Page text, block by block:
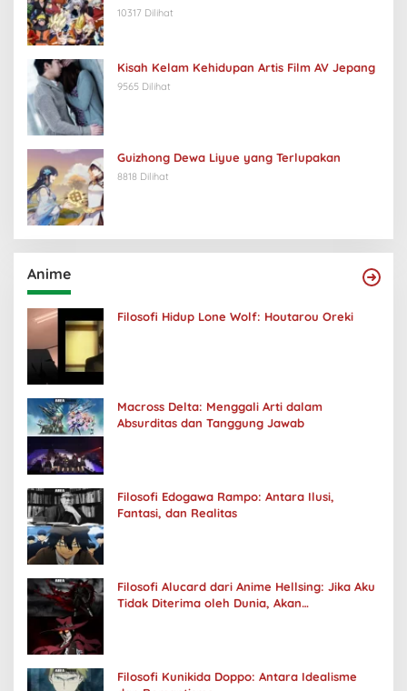
10317 Dilihat
Kisah Kelam Kehidupan Artis Film AV Jepang
9565 Dilihat
Guizhong Dewa Liyue yang Terlupakan
8818 Dilihat
Anime
Filosofi Hidup Lone Wolf: Houtarou Oreki
Macross Delta: Menggali Arti dalam
Absurditas dan Tanggung Jawab
Filosofi Edogawa Rampo: Antara Ilusi,
Fantasi, dan Realitas
Filosofi Alucard dari Anime Hellsing: Jika Aku
Tidak Diterima oleh Dunia, Akan
Filosofi Kunikida Doppo: Antara Idealisme